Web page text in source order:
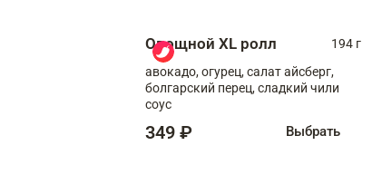
Овощной XL ролл
194 г
авокадо, огурец, салат айсберг,
болгарский перец, сладкий чили
соус
349 ₽ Выбрать